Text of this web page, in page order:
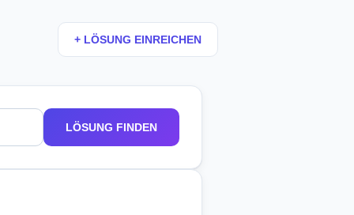
+ LÖSUNG EINREICHEN
LÖSUNG FINDEN